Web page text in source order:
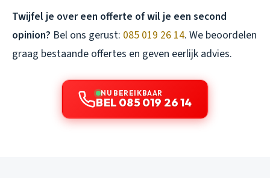
Twijfel je over een offerte of wil je een second
opinion? Bel ons gerust: 085 019 26 14. We beoordelen
graag bestaande offertes en geven eerlijk advies.
NU BEREIKBAAR
BEL 085 019 26 14